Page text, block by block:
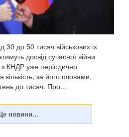
30 до 50 тисяч військових із
досвід сучасної війни
з КНДР уже періодично
кількість, за його словами,
до тисяч. Про...